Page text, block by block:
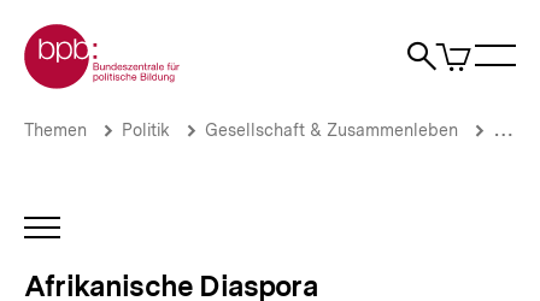
zum
Seiteninhalt
springen
Zur Startseite der bpb
Suche
Artikel
im
"Ein
afrikanischen
Sonne"
Afrikanische
Brotkrümelnavigation
Pfadnavigation
Themen Politik Gesellschaft & Zusammenleben
INHALTSNAVIGATION
Afrikanische Diaspora